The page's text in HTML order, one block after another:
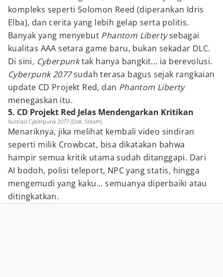
kompleks seperti Solomon Reed (diperankan Idris
Elba), dan cerita yang lebih gelap serta politis.
Banyak yang menyebut Phantom Libertysebagai
kualitas AAA setara game baru, bukan sekadar DLC.
Di sini, Cyberpunktak hanya bangkit... ia berevolusi.
Cyberpunk 2077sudah terasa bagus sejak rangkaian
update CD Projekt Red, dan Phantom Liberty
menegaskan itu.
5. CD Projekt Red Jelas Mendengarkan Kritikan
Ilustrasi Cyberpunk 2077 (Dok. Steam)
Menariknya, jika melihat kembali video sindiran
seperti milik Crowbcat, bisa dikatakan bahwa
hampir semua kritik utama sudah ditanggapi. Dari
AI bodoh, polisi teleport, NPC yang statis, hingga
mengemudi yang kaku... semuanya diperbaiki atau
ditingkatkan.